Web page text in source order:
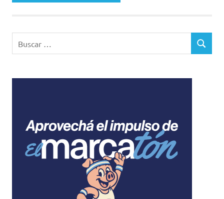
BUSCAR